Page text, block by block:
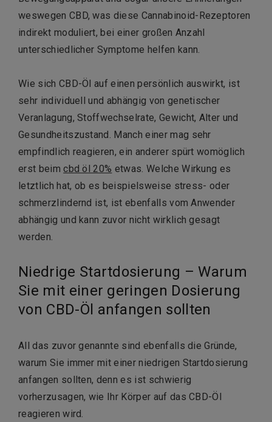
weswegen CBD, was diese Cannabinoid-Rezeptoren
indirekt moduliert, bei einer großen Anzahl
unterschiedlicher Symptome helfen kann.
Wie sich CBD-Öl auf einen persönlich auswirkt, ist
sehr individuell und abhängig von genetischer
Veranlagung, Stoffwechselrate, Gewicht, Alter und
Gesundheitszustand. Manch einer mag sehr
empfindlich reagieren, ein anderer spürt womöglich
erst beimcbd öl 20% etwas. Welche Wirkung es
letztlich hat, ob es beispielsweise stress- oder
schmerzlindernd ist, ist ebenfalls vom Anwender
abhängig und kann zuvor nicht wirklich gesagt
werden.
Niedrige Startdosierung – Warum
Sie mit einer geringen Dosierung
von CBD-Öl anfangen sollten
All das zuvor genannte sind ebenfalls die Gründe,
warum Sie immer mit einer niedrigen Startdosierung
anfangen sollten, denn es ist schwierig
vorherzusagen, wie Ihr Körper auf das CBD-Öl
reagieren wird.